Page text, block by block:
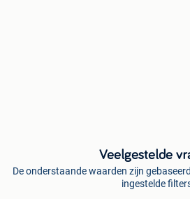
Veelgestelde
De onderstaande waarden zijn
ingestelde